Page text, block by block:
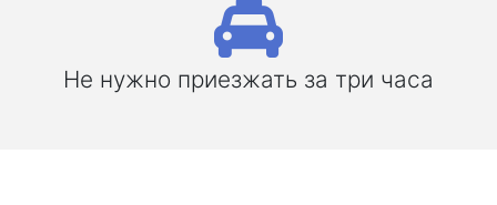
Не нужно приезжать за три часа